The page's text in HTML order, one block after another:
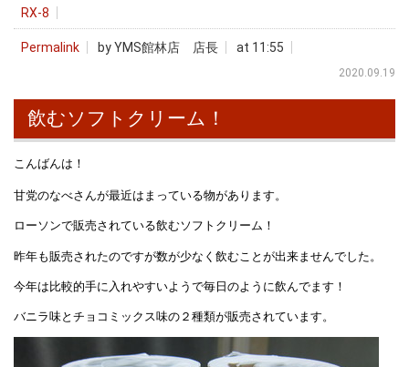
RX-8
Permalink by YMS館林店 店長 at 11:55
2020.09.19
飲むソフトクリーム！
こんばんは！
甘党のなべさんが最近はまっている物があります。
ローソンで販売されている飲むソフトクリーム！
昨年も販売されたのですが数が少なく飲むことが出来ませんでした。
今年は比較的手に入れやすいようで毎日のように飲んでます！
バニラ味とチョコミックス味の２種類が販売されています。